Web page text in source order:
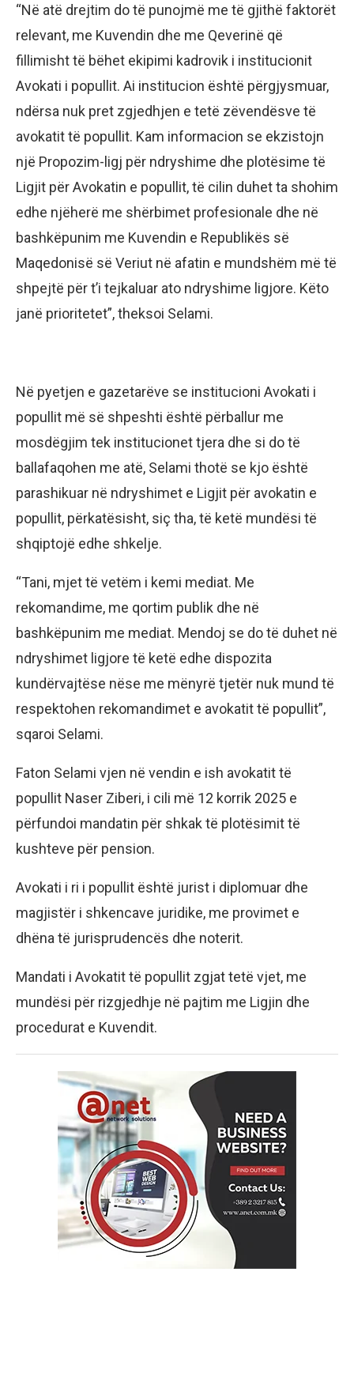
“Në atë drejtim do të punojmë me të gjithë faktorët
relevant, me Kuvendin dhe me Qeverinë që
fillimisht të bëhet ekipimi kadrovik i institucionit
Avokati i popullit. Ai institucion është përgjysmuar,
ndërsa nuk pret zgjedhjen e tetë zëvendësve të
avokatit të popullit. Kam informacion se ekzistojn
një Propozim-ligj për ndryshime dhe plotësime të
Ligjit për Avokatin e popullit, të cilin duhet ta shohim
edhe njëherë me shërbimet profesionale dhe në
bashkëpunim me Kuvendin e Republikës së
Maqedonisë së Veriut në afatin e mundshëm më të
shpejtë për t’i tejkaluar ato ndryshime ligjore. Këto
janë prioritetet”, theksoi Selami.
Në pyetjen e gazetarëve se institucioni Avokati i
popullit më së shpeshti është përballur me
mosdëgjim tek institucionet tjera dhe si do të
ballafaqohen me atë, Selami thotë se kjo është
parashikuar në ndryshimet e Ligjit për avokatin e
popullit, përkatësisht, siç tha, të ketë mundësi të
shqiptojë edhe shkelje.
“Tani, mjet të vetëm i kemi mediat. Me
rekomandime, me qortim publik dhe në
bashkëpunim me mediat. Mendoj se do të duhet në
ndryshimet ligjore të ketë edhe dispozita
kundërvajtëse nëse me mënyrë tjetër nuk mund të
respektohen rekomandimet e avokatit të popullit”,
sqaroi Selami.
Faton Selami vjen në vendin e ish avokatit të
popullit Naser Ziberi, i cili më 12 korrik 2025 e
përfundoi mandatin për shkak të plotësimit të
kushteve për pension.
Avokati i ri i popullit është jurist i diplomuar dhe
magjistër i shkencave juridike, me provimet e
dhëna të jurisprudencës dhe noterit.
Mandati i Avokatit të popullit zgjat tetë vjet, me
mundësi për rizgjedhje në pajtim me Ligjin dhe
procedurat e Kuvendit.